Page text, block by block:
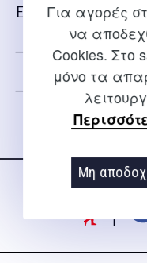
Για αγορές
να
Cookies. Στο
μόνο τα
Μη
ΕΞΟΔΟΥΣ ΤΟΥ,
– ΑΣΚΗΣΕΙΣ
– ΑΣΚΗΣΕΙΣ